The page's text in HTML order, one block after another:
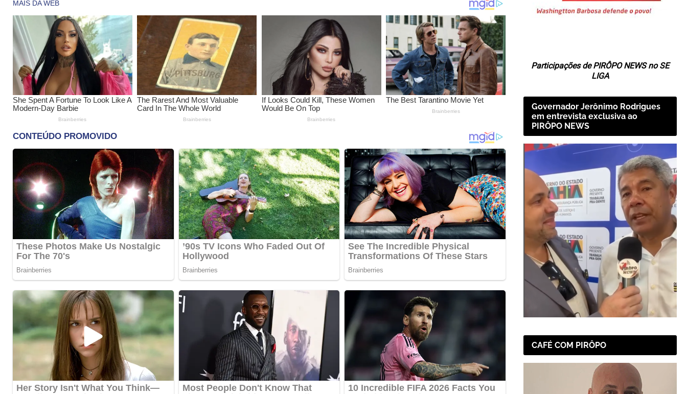
Participações de PIRÔPO NEWS no SE
LIGA
Governador Jerônimo Rodrigues
em entrevista exclusiva ao
PIRÔPO NEWS
CAFÉ COM PIRÔPO